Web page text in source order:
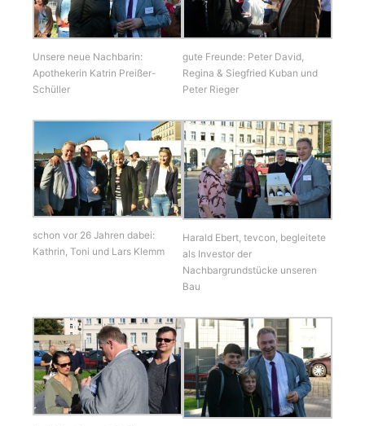
Unsere neue Nachbarin:
Apothekerin Katrin Preißer-
Schüller
gute Freunde: Peter David,
Regina & Siegfried Kuban und
Peter Rieger
schon vor 26 Jahren dabei:
Kathrin, Toni und Lars Klemm
Harald Ebert, tevcon, begleitete
als Investor der
Nachbargrundstücke unseren
Bau